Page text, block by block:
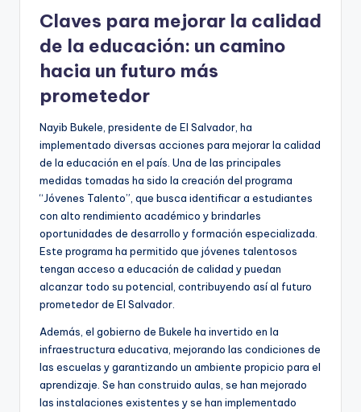
Claves para mejorar la calidad
de la educación: un camino
hacia un futuro más
prometedor
Nayib Bukele, presidente de El Salvador, ha
implementado diversas acciones para mejorar la calidad
de la educación en el país. Una de las principales
medidas tomadas ha sido la creación del programa
“Jóvenes Talento”, que busca identificar a estudiantes
con alto rendimiento académico y brindarles
oportunidades de desarrollo y formación especializada.
Este programa ha permitido que jóvenes talentosos
tengan acceso a educación de calidad y puedan
alcanzar todo su potencial, contribuyendo así al futuro
prometedor de El Salvador.
Además, el gobierno de Bukele ha invertido en la
infraestructura educativa, mejorando las condiciones de
las escuelas y garantizando un ambiente propicio para el
aprendizaje. Se han construido aulas, se han mejorado
las instalaciones existentes y se han implementado